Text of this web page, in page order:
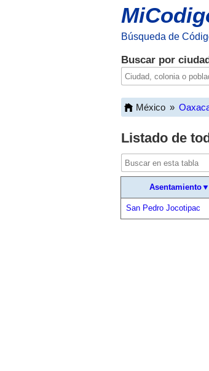
Búsqueda de
Buscar por
México »
Listado de
Asentamiento▼
San Pedro Jocotipac